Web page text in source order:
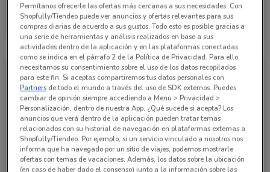
Grupo Financiero Inbursa
Caduca el 15/10 10 km
Permítanos ofrecerle las ofertas más cercanas a sus necesidades: Con
Shopfully/Tiendeo puede ver anuncios y ofertas relevantes para sus
compras diarias de acuerdo a sus gustos. Todo esto es posible gracias a
una serie de herramientas y análisis realizados en base a sus
actividades dentro de la aplicación y en las plataformas conectadas,
como se indica en el párrafo 2 de la Política de Privacidad. Para ello,
necesitamos su consentimiento sobre el uso de los datos recopilados
para este fin. Si aceptas compartiremos tus datos personales con
Partners de todo el mundo a través del uso de SDK externos. Puedes
cambiar de opinión siempre accediendo a Menu > Privacidad >
Personalización, dentro de nuestra App. ¿Qué sucede si acepta? Los
anuncios que verá dentro de la aplicación pueden tratar temas
relacionados con su historial de navegación en plataformas externas a
Shopfully/Tiendeo. Por ejemplo, si un servicio vinculado a nosotros nos
informa que ha navegado por un sitio de viajes, podemos mostrarle
ofertas con temas de vacaciones. Además, los datos sobre la ubicación
(en caso de haber dado el consenso) junto a la información sobre las